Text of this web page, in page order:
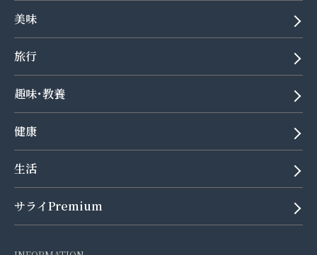
美味
旅行
趣味･教養
健康
生活
サライPremium